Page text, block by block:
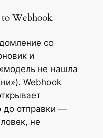
to Webhook
со
и
не нашла
Webhook
до отправки —
не